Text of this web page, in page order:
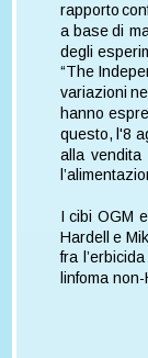
rapporto
a base di
degli
“The
variazioni
hanno
questo, l'8
alla
I cibi OGM
Hardell e
fra
linfoma